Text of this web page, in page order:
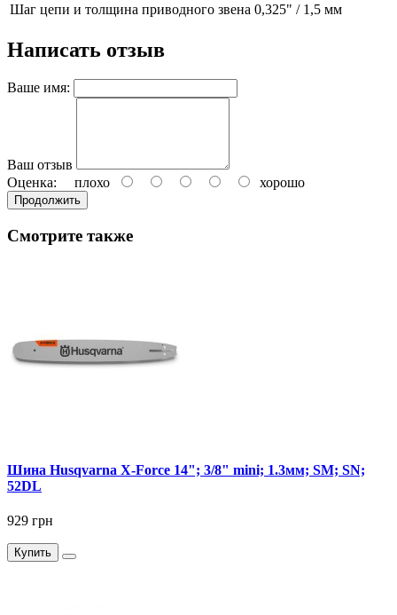
Шаг цепи и толщина приводного звена 0,325" / 1,5 мм
Написать отзыв
Ваше имя:
Ваш отзыв
Оценка: плохо хорошо
Продолжить
Смотрите также
Шина Husqvarna X-Force 14"; 3/8" mini; 1.3мм; SM; SN;
52DL
929 грн
Купить